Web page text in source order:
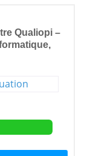
Qualiopi –